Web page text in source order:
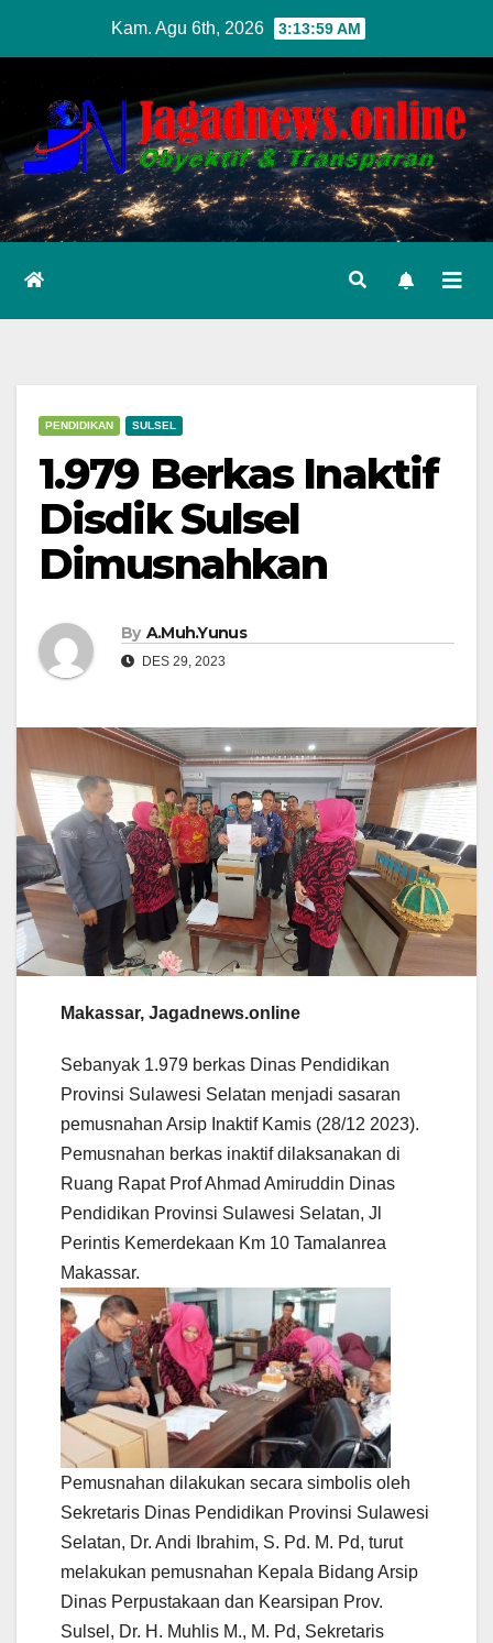
content
Kam. Agu 6th, 2026 3:14:00 AM
PENDIDIKAN SULSEL
1.979 Berkas Inaktif
Disdik Sulsel
Dimusnahkan
By A.Muh.Yunus
DES 29, 2023
Makassar, Jagadnews.online
Sebanyak 1.979 berkas Dinas Pendidikan
Provinsi Sulawesi Selatan menjadi sasaran
pemusnahan Arsip Inaktif Kamis (28/12 2023).
Pemusnahan berkas inaktif dilaksanakan di
Ruang Rapat Prof Ahmad Amiruddin Dinas
Pendidikan Provinsi Sulawesi Selatan, Jl
Perintis Kemerdekaan Km 10 Tamalanrea
Makassar.
Pemusnahan dilakukan secara simbolis oleh
Sekretaris Dinas Pendidikan Provinsi Sulawesi
Selatan, Dr. Andi Ibrahim, S. Pd. M. Pd, turut
melakukan pemusnahan Kepala Bidang Arsip
Dinas Perpustakaan dan Kearsipan Prov.
Sulsel, Dr. H. Muhlis M., M. Pd, Sekretaris